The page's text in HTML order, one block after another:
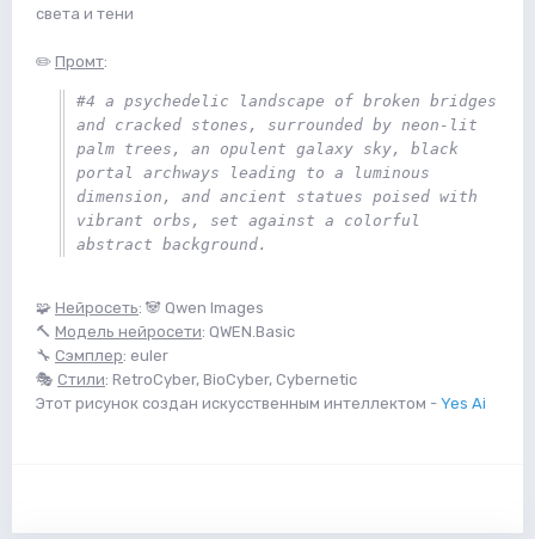
света и тени
✏️ Промт:
#4 a psychedelic landscape of broken bridges
and cracked stones, surrounded by neon-lit
palm trees, an opulent galaxy sky, black
portal archways leading to a luminous
dimension, and ancient statues poised with
vibrant orbs, set against a colorful
abstract background.
🧩 Нейросеть: 🐼 Qwen Images
🔨 Модель нейросети: QWEN.Basic
🔧 Сэмплер: euler
🎭 Стили: RetroCyber, BioCyber, Cybernetic
Этот рисунок создан искусственным интеллектом - Yes Ai